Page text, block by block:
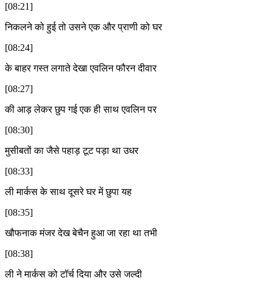
[08:21]
निकलने को हुई तो उसने एक और प्राणी को घर
[08:24]
के बाहर गस्त लगाते देखा एवलिन फौरन दीवार
[08:27]
की आड़ लेकर छुप गई एक ही साथ एवलिन पर
[08:30]
मुसीबतों का जैसे पहाड़ टूट पड़ा था उधर
[08:33]
ली मार्कस के साथ दूसरे घर में छुपा यह
[08:35]
खौफनाक मंजर देख बेचैन हुआ जा रहा था तभी
[08:38]
ली ने मार्कस को टॉर्च दिया और उसे जल्दी